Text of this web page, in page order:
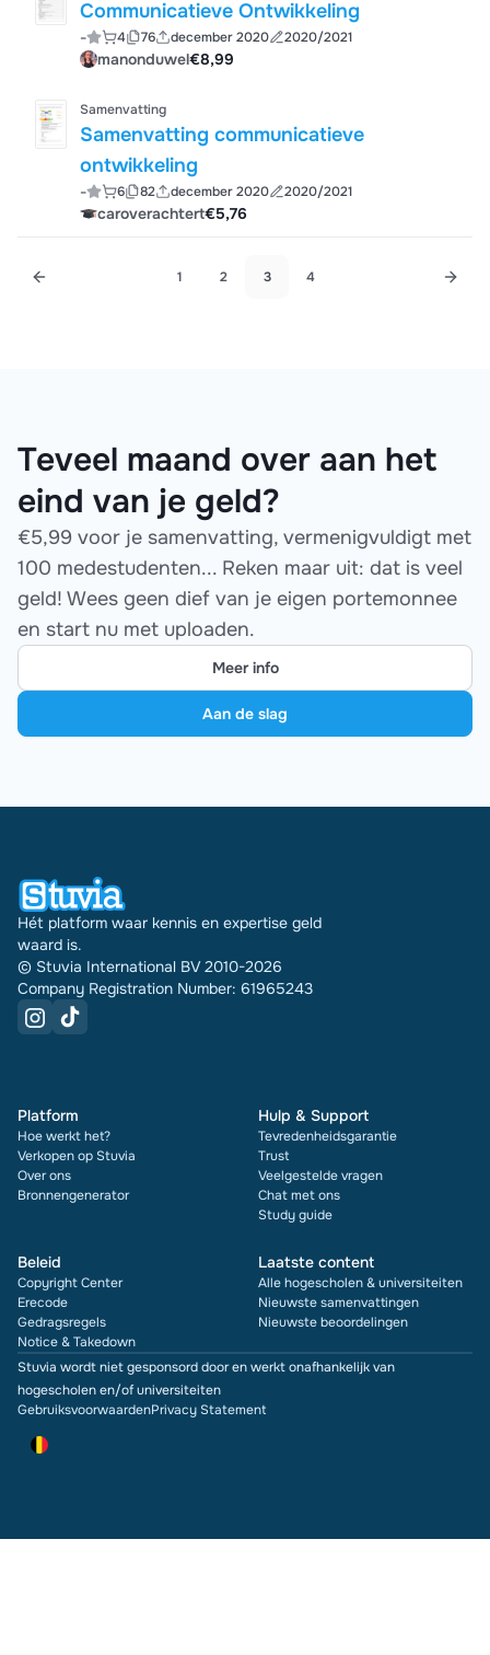
Communicatieve Ontwikkeling
- 4 76 december 2020 2020/2021
manonduwel€8,99
Samenvatting
Samenvatting communicatieve
ontwikkeling
- 6 82 december 2020 2020/2021
caroverachtert€5,76
1 2 3 4
Teveel maand over aan het
eind van je geld?
€5,99 voor je samenvatting, vermenigvuldigt met
100 medestudenten... Reken maar uit: dat is veel
geld! Wees geen dief van je eigen portemonnee
en start nu met uploaden.
Meer info
Aan de slag
Hét platform waar kennis en expertise geld
waard is.
© Stuvia International BV 2010-2026
Company Registration Number: 61965243
Platform
Hoe werkt het?
Verkopen op Stuvia
Over ons
Bronnengenerator
Hulp & Support
Tevredenheidsgarantie
Trust
Veelgestelde vragen
Chat met ons
Study guide
Beleid
Copyright Center
Erecode
Gedragsregels
Notice & Takedown
Laatste content
Alle hogescholen & universiteiten
Nieuwste samenvattingen
Nieuwste beoordelingen
Stuvia wordt niet gesponsord door en werkt onafhankelijk van
hogescholen en/of universiteiten
GebruiksvoorwaardenPrivacy Statement